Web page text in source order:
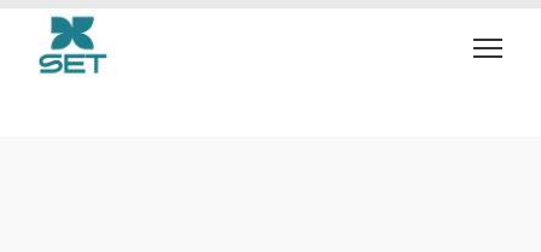
Art & Craft Cafe